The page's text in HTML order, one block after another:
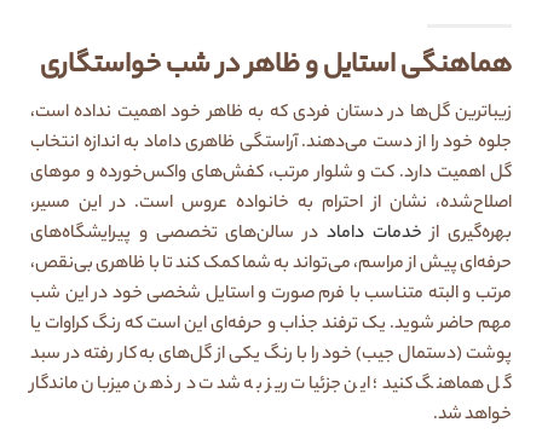
هماهنگی استایل و ظاهر در شب خواستگاری
زیباترین گل‌ها در دستان فردی که به ظاهر خود اهمیت نداده است،
جلوه خود را از دست می‌دهند. آراستگی ظاهری داماد به اندازه انتخاب
گل اهمیت دارد. کت و شلوار مرتب، کفش‌های واکس‌خورده و موهای
اصلاح‌شده، نشان از احترام به خانواده عروس است. در این مسیر،
بهره‌گیری از خدمات داماد در سالن‌های تخصصی و پیرایشگاه‌های
حرفه‌ای پیش از مراسم، می‌تواند به شما کمک کند تا با ظاهری بی‌نقص،
مرتب و البته متناسب با فرم صورت و استایل شخصی خود در این شب
مهم حاضر شوید. یک ترفند جذاب و حرفه‌ای این است که رنگ کراوات یا
پوشت (دستمال جیب) خود را با رنگ یکی از گل‌های به کار رفته در سبد
گل هماهنگ کنید؛ این جزئیات ریز به شدت در ذهن میزبان ماندگار
خواهد شد.